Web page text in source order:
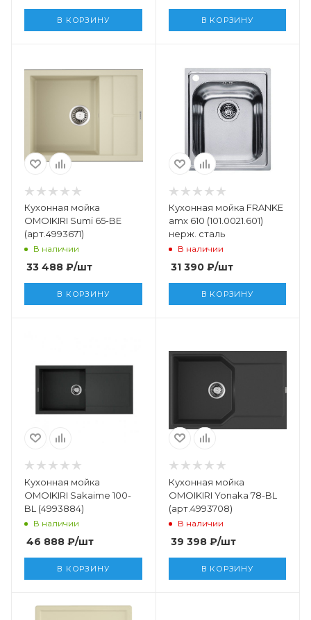
В КОРЗИНУ В КОРЗИНУ
Кухонная мойка
OMOIKIRI Sumi 65-BE
(арт.4993671)
В наличии
33 488 ₽/шт
В КОРЗИНУ
Кухонная мойка FRANKE
amx 610 (101.0021.601)
нерж. сталь
В наличии
31 390₽/шт
В КОРЗИНУ
Кухонная мойка
OMOIKIRI Sakaime 100-
BL (4993884)
В наличии
46 888 ₽/шт
В КОРЗИНУ
Кухонная мойка
OMOIKIRI Yonaka 78-BL
(арт.4993708)
В наличии
39 398₽/шт
В КОРЗИНУ